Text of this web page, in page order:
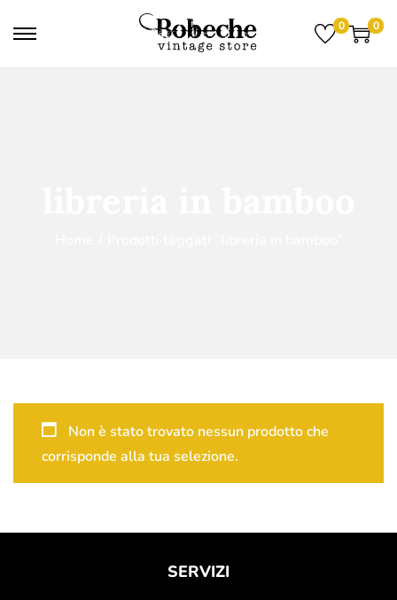
0 0
Non è stato trovato nessun prodotto che
corrisponde alla tua selezione.
SERVIZI